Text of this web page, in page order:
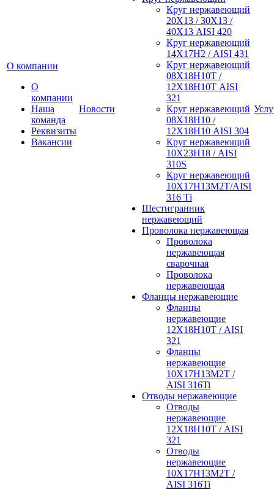
О компании
О
компании
Наша
команда
Реквизиты
Вакансии
Новости
Круг нержавеющий
20Х13 / 30Х13 /
40Х13 AISI 420
Круг нержавеющий
14Х17Н2 / AISI 431
Круг нержавеющий
08Х18Н10Т /
12Х18Н10Т AISI
321
Круг нержавеющий
08Х18Н10 /
12Х18Н10 AISI 304
Круг нержавеющий
10Х23Н18 / AISI
310S
Круг нержавеющий
10Х17Н13М2Т/AISI
316 Тi
Шестигранник
нержавеющий
Проволока нержавеющая
Проволока
нержавеющая
сварочная
Проволока
нержавеющая
Фланцы нержавеющие
Фланцы
нержавеющие
12Х18Н10Т / AISI
321
Фланцы
нержавеющие
10Х17Н13М2Т /
AISI 316Ti
Отводы нержавеющие
Отводы
нержавеющие
12Х18Н10Т / AISI
321
Отводы
нержавеющие
10Х17Н13М2Т /
AISI 316Ti